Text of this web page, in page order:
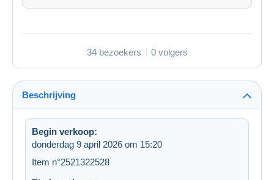
34 bezoekers 0 volgers
Beschrijving
Begin verkoop:
donderdag 9 april 2026 om 15:20
Item n°2521322528